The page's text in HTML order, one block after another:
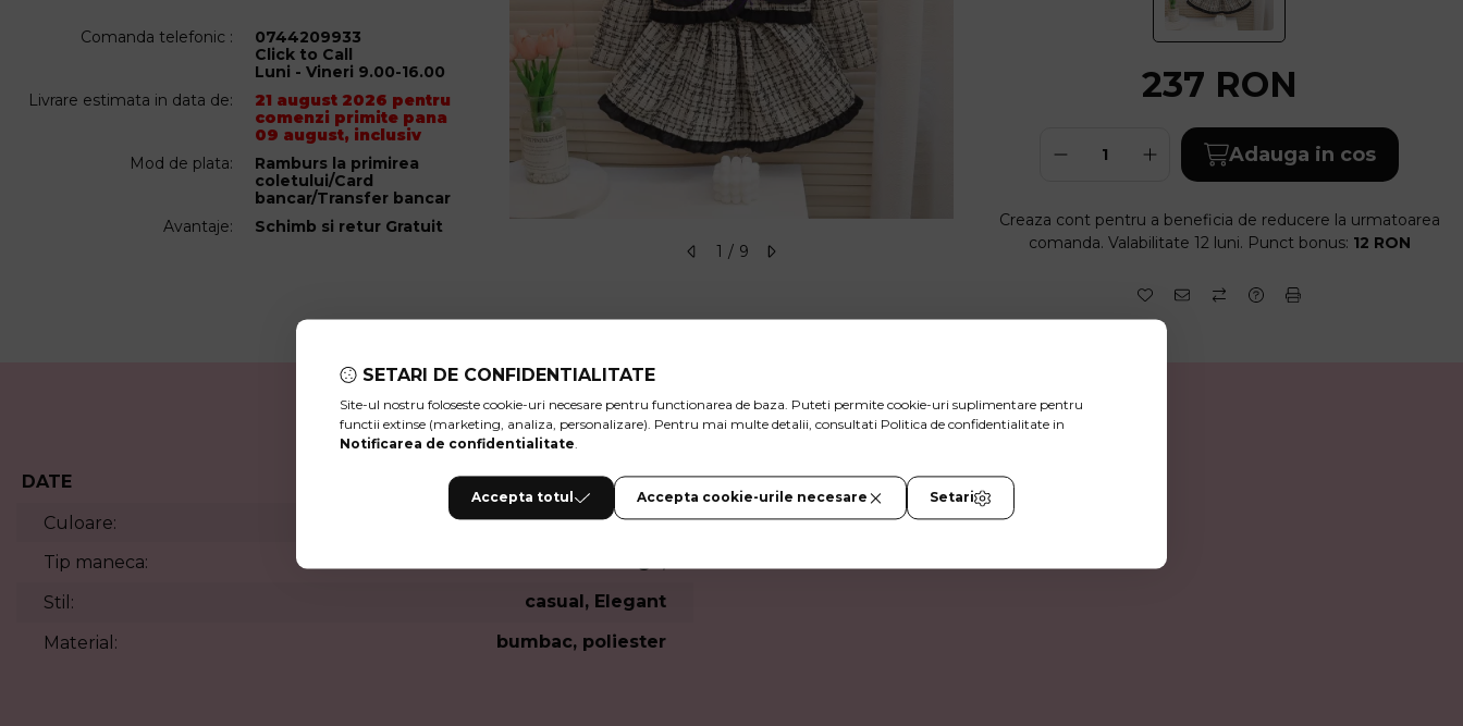
Comanda telefonic :
0744209933
Click to Call
Luni - Vineri 9.00-16.00
Livrare estimata in data de:
21 august 2026 pentru
comenzi primite pana
09 august, inclusiv
Mod de plata:
Ramburs la primirea
coletului/Card
bancar/Transfer bancar
Avantaje:
Schimb si retur Gratuit
1
9
237 RON
Adauga in cos
Creaza cont pentru a beneficia de reducere la urmatoarea
comanda. Valabilitate 12 luni. Punct bonus: 12 RON
DATE
Culoare:
crem, negru,
Tip maneca:
Stil:
casual, Elegant
Material:
bumbac, poliester
SETARI DE CONFIDENTIALITATE
Site-ul nostru foloseste cookie-uri necesare pentru functionarea de baza. Puteti permite cookie-uri suplimentare pentru
functii extinse (marketing, analiza, personalizare). Pentru mai multe detalii, consultati Politica de confidentialitate in
Notificarea de confidentialitate.
Accepta totul Accepta cookie-urile necesare Setari